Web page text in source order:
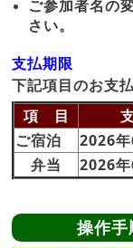
ご参加者名の
さい。
支払期限
下記項目のお支
項 目
ご宿泊
2026
弁当
2026
操作手